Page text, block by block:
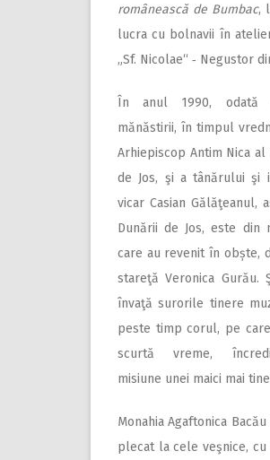
românească de Bumbac,
lucra cu bolnavii în
„Sf. Nicolae“ ‑ Negustor
În anul 1990, odată
mănăstirii, în timpul
Arhiepiscop Antim Nica al
de Jos, şi a tânărului şi
vicar Casian Gălăţeanul,
Dunării de Jos, este din
care au revenit în obște,
stareţă Veronica Gurău.
învaţă surorile tinere
peste timp corul, pe
scurtă vreme,
misiune unei maici mai
Monahia Agaftonica
plecat la cele veşnice,